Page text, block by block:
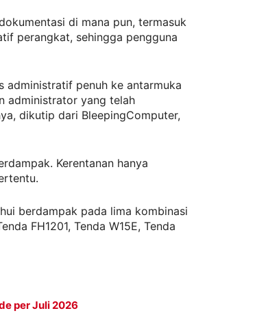
di mana pun, termasuk
perangkat, sehingga pengguna
administratif penuh ke antarmuka
administrator yang telah
dikutip dari BleepingComputer,
Kerentanan hanya
berdampak pada lima kombinasi
FH1201, Tenda W15E, Tenda
per Juli 2026